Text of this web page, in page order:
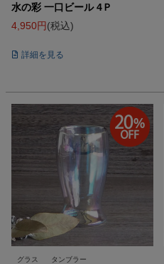
水の彩 一口ビール 4Ｐ
4,950
税込
詳細を見る
グラス タンブラー